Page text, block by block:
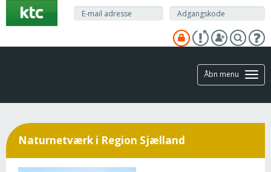
hovedindhold
Åbn menu
Naturnetværk i Region Sjælland